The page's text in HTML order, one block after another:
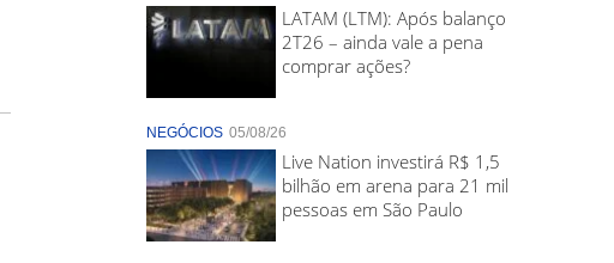
LATAM (LTM): Após balanço
2T26 – ainda vale a pena
comprar ações?
NEGÓCIOS 05/08/26
Live Nation investirá R$ 1,5
bilhão em arena para 21 mil
pessoas em São Paulo